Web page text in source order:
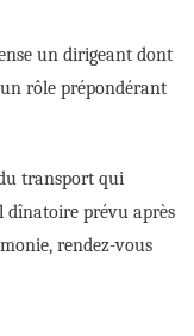
un dirigeant dont
rôle prépondérant
transport qui
dînatoire prévu après
rendez-vous